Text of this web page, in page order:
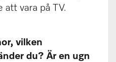
att vara på TV.
vilken
du? Är en ugn